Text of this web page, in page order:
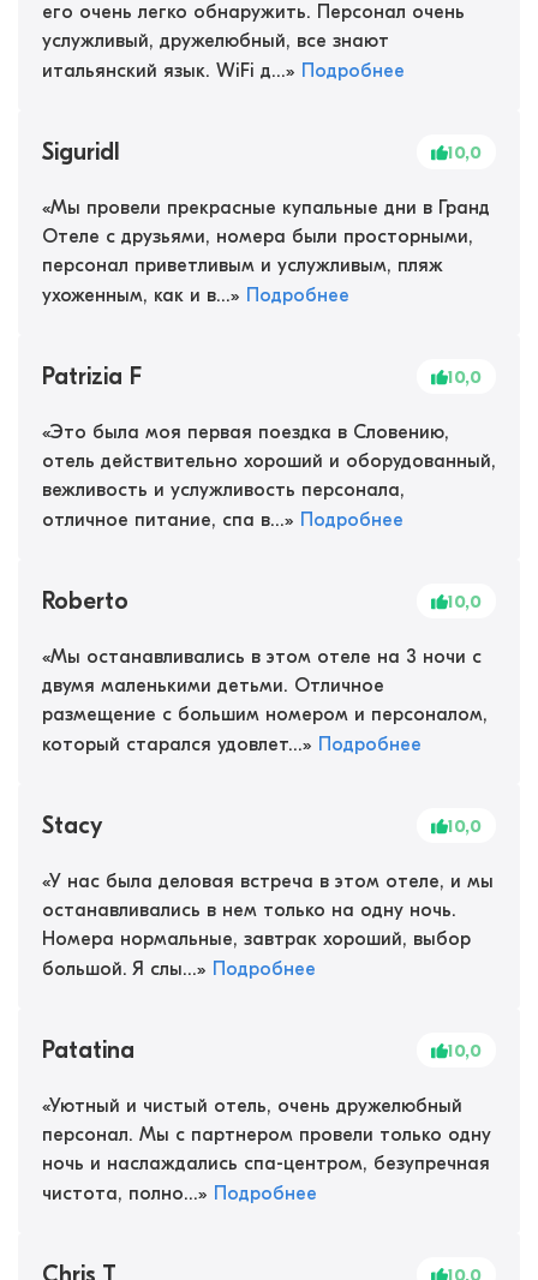
его очень легко обнаружить. Персонал очень
услужливый, дружелюбный, все знают
итальянский язык. WiFi д...» Подробнее
Siguridl 10,0
«Мы провели прекрасные купальные дни в Гранд
Отеле с друзьями, номера были просторными,
персонал приветливым и услужливым, пляж
ухоженным, как и в...» Подробнее
Patrizia F 10,0
«Это была моя первая поездка в Словению,
отель действительно хороший и оборудованный,
вежливость и услужливость персонала,
отличное питание, спа в...» Подробнее
Roberto 10,0
«Мы останавливались в этом отеле на 3 ночи с
двумя маленькими детьми. Отличное
размещение с большим номером и персоналом,
который старался удовлет...» Подробнее
Stacy 10,0
«У нас была деловая встреча в этом отеле, и мы
останавливались в нем только на одну ночь.
Номера нормальные, завтрак хороший, выбор
большой. Я слы...» Подробнее
Patatina 10,0
«Уютный и чистый отель, очень дружелюбный
персонал. Мы с партнером провели только одну
ночь и наслаждались спа-центром, безупречная
чистота, полно...» Подробнее
10,0